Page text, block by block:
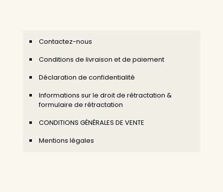
Contactez-nous
Conditions de livraison et de paiement
Déclaration de confidentialité
Informations sur le droit de rétractation &
formulaire de rétractation
CONDITIONS GÉNÉRALES DE VENTE
Mentions légales